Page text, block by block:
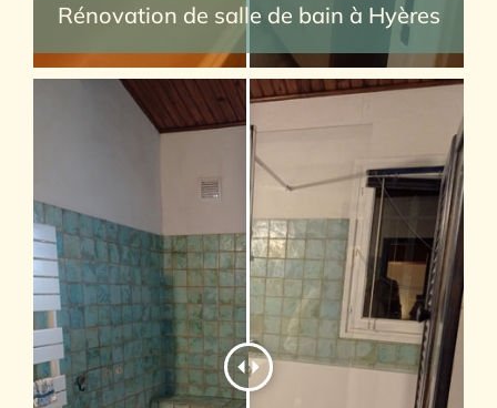
Rénovation de salle de bain à Hyères